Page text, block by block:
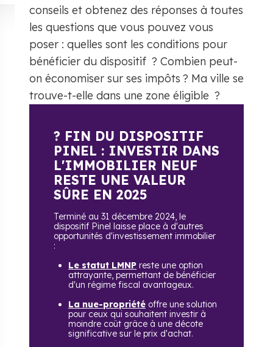
conseils et obtenez des réponses à toutes
les questions que vous pouvez vous
poser : quelles sont les conditions pour
bénéficier du dispositif ? Combien peut-
on économiser sur ses impôts ? Ma ville se
trouve-t-elle dans une zone éligible ?
? FIN DU DISPOSITIF
PINEL : INVESTIR DANS
L'IMMOBILIER NEUF
RESTE UNE VALEUR
SÛRE EN 2025
Terminé au 31 décembre 2024, le
dispositif Pinel laisse place à d'autres
opportunités d'investissement immobilier
:
Le statut LMNP reste une option
attrayante, permettant de bénéficier
d'un régime fiscal avantageux.
La nue-propriété offre une solution
pour ceux qui souhaitent investir à
moindre coût grâce à une décote
significative sur le prix d'achat.